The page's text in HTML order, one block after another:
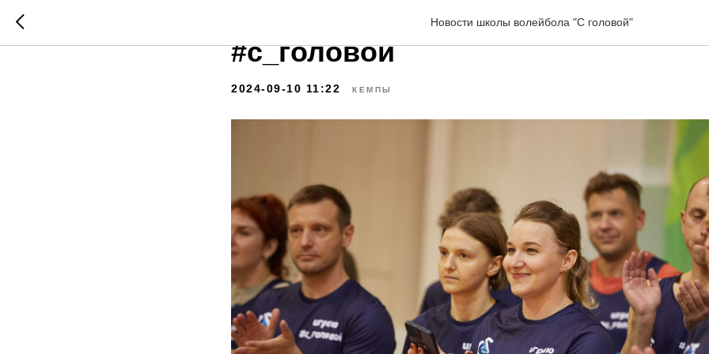
Новости школы волейбола "С головой"
Итоги 23-го кемпа школы
#с_головой
2024-09-10 11:22 КЕМПЫ